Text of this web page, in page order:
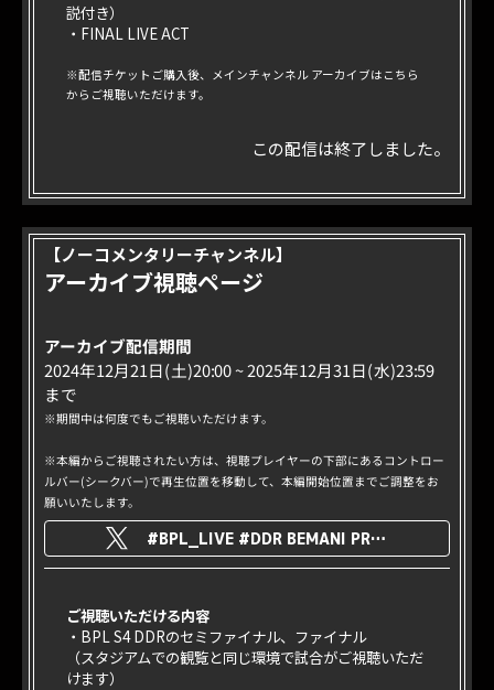
説付き）
・FINAL LIVE ACT
※配信チケットご購入後、メインチャンネル アーカイブはこちら
からご視聴いただけます。
この配信は終了しました。
【ノーコメンタリーチャンネル】
アーカイブ視聴ページ
アーカイブ配信期間
2024年12月21日(土)20:00 ~ 2025年12月31日(水)23:59
まで
※期間中は何度でもご視聴いただけます。
※本編からご視聴されたい方は、視聴プレイヤーの下部にあるコントロー
ルバー(シークバー)で再生位置を移動して、本編開始位置までご調整をお
願いいたします。
#BPL_LIVE #DDR BEMANI PRO LEAGUE -SEASON 4- DanceDanceRevolution FINALS
ご視聴いただける内容
・BPL S4 DDRのセミファイナル、ファイナル
（スタジアムでの観覧と同じ環境で試合がご視聴いただ
けます）